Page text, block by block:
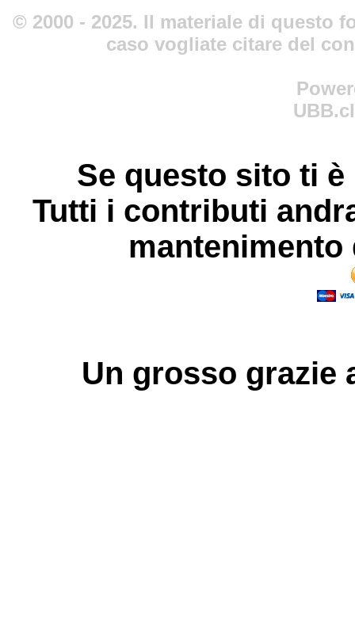
© 2000 - 2025. Il materiale di questo
caso vogliate citare del
Se questo sito ti
Tutti i contributi
Un grosso grazie